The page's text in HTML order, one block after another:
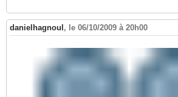
danielhagnoul , le 06/10/2009 à 20h00